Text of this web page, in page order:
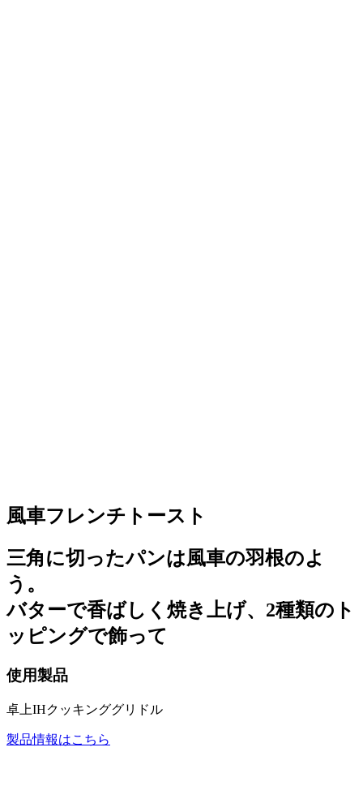
風車フレンチトースト
三角に切ったパンは風車の羽根のよ
う。
バターで香ばしく焼き上げ、2種類のト
ッピングで飾って
使用製品
卓上IHクッキンググリドル
製品情報はこちら